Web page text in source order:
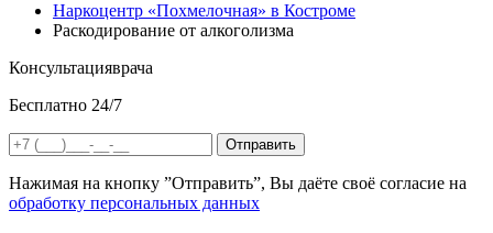
Наркоцентр «Похмелочная» в Костроме
Раскодирование от алкоголизма
Консультацияврача
Бесплатно 24/7
Отправить
Нажимая на кнопку ”Отправить”, Вы даёте своё согласие на
обработку персональных данных